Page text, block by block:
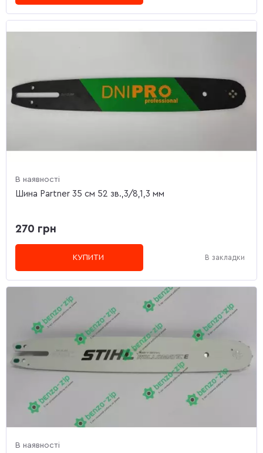
В наявності
Шина Partner 35 см 52 зв.,3/8,1,3 мм
270 грн
КУПИТИ В закладки
В наявності